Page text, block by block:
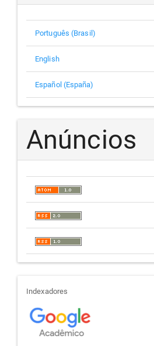
Português (Brasil)
English
Español (España)
Anúncios
indexadores
Indexadores